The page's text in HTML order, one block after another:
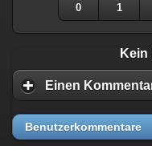
0 1
Kein
Einen
Benutzerkommentare